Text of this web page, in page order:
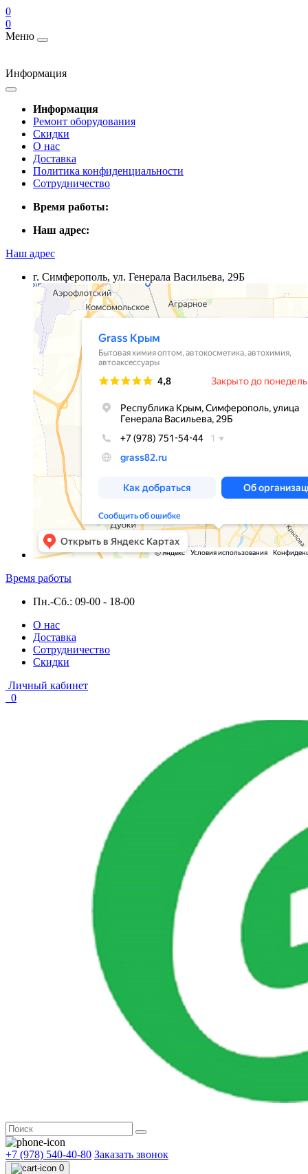
0
0
Меню
Информация
Информация
Ремонт оборудования
Скидки
О нас
Доставка
Политика конфиденциальности
Сотрудничество
Время работы:
Наш адрес:
Наш адрес
г. Симферополь, ул. Генерала Васильева, 29Б
Время работы
Пн.-Сб.: 09-00 - 18-00
О нас
Доставка
Сотрудничество
Скидки
Личный кабинет
0
+7 (978) 540-40-80 Заказать звонок
0